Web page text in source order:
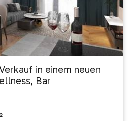
in einem neuen
Bar